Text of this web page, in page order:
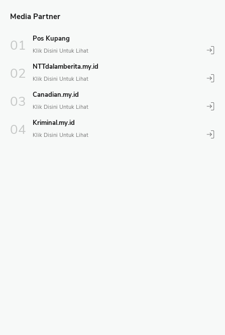
Media Partner
Pos Kupang
NTTdalamberita.my.id
Canadian.my.id
Kriminal.my.id